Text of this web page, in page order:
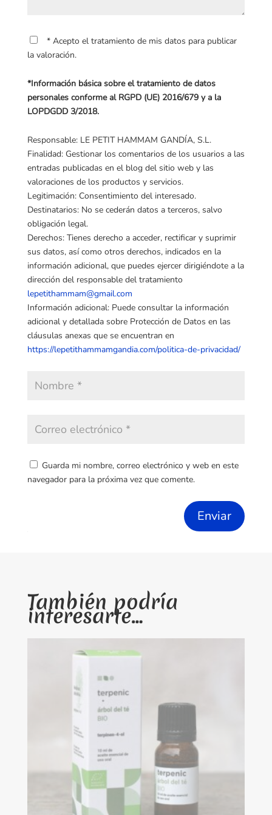
* Acepto el tratamiento de mis datos para publicar
la valoración.
*Información básica sobre el tratamiento de datos
personales conforme al RGPD (UE) 2016/679 y a la
LOPDGDD 3/2018.
Responsable: LE PETIT HAMMAM GANDÍA, S.L.
Finalidad: Gestionar los comentarios de los usuarios a las
entradas publicadas en el blog del sitio web y las
valoraciones de los productos y servicios.
Legitimación: Consentimiento del interesado.
Destinatarios: No se cederán datos a terceros, salvo
obligación legal.
Derechos: Tienes derecho a acceder, rectificar y suprimir
sus datos, así como otros derechos, indicados en la
información adicional, que puedes ejercer dirigiéndote a la
dirección del responsable del tratamiento
lepetithammam@gmail.com
Información adicional: Puede consultar la información
adicional y detallada sobre Protección de Datos en las
cláusulas anexas que se encuentran en
https://lepetithammamgandia.com/politica-de-privacidad/
Guarda mi nombre, correo electrónico y web en este
navegador para la próxima vez que comente.
Enviar
También podría
interesarte…